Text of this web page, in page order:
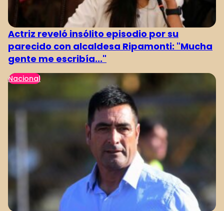
Actriz reveló insólito episodio por su
parecido con alcaldesa Ripamonti: "Mucha
gente me escribía..."
Nacional